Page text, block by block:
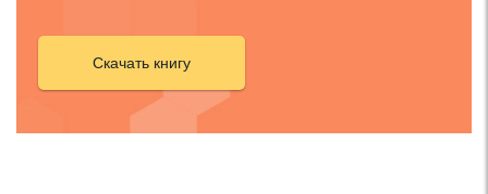
Скачать книгу